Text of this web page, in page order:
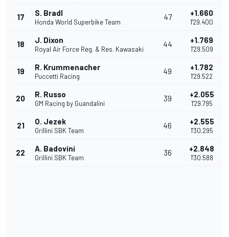
17 S. Bradl
Honda World Superbike Team
47 +1.660
1'29.400
18 J. Dixon
Royal Air Force Reg. & Res. Kawasaki
44 +1.769
1'29.509
19 R. Krummenacher
Puccetti Racing
49 +1.782
1'29.522
20 R. Russo
GM Racing by Guandalini
39 +2.055
1'29.795
21 O. Jezek
Grillini SBK Team
46 +2.555
1'30.295
22 A. Badovini
Grillini SBK Team
36 +2.848
1'30.588